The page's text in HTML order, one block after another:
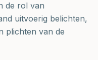
de rol van
uitvoerig belichten,
plichten van de